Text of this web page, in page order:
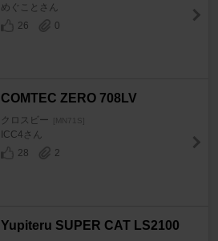
めぐことさん
26
0
COMTEC ZERO 708LV
クロスビー [MN71S]
ICC4さん
28
2
Yupiteru SUPER CAT LS2100